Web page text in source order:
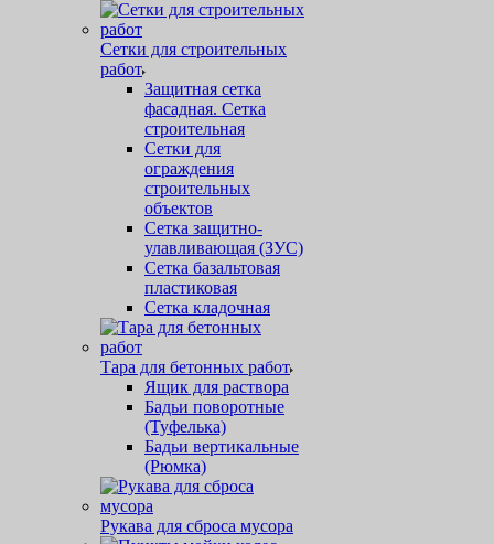
Сетки для строительных
работ
Защитная cетка
фасадная. Сетка
строительная
Сетки для
ограждения
строительных
объектов
Сетка защитно-
улавливающая (ЗУС)
Сетка базальтовая
пластиковая
Сетка кладочная
Тара для бетонных работ
Ящик для раствора
Бадьи поворотные
(Туфелька)
Бадьи вертикальные
(Рюмка)
Рукава для сброса мусора